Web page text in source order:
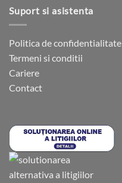
Suport si asistenta
Politica de confidentialitate
Termeni si conditii
Cariere
Contact